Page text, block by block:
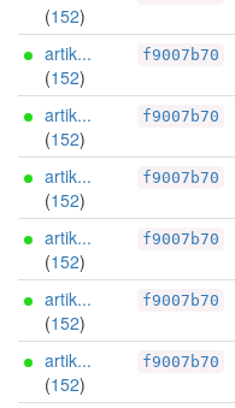
(152)
artik...
(152)
f9007b70
artik...
(152)
f9007b70
artik...
(152)
f9007b70
artik...
(152)
f9007b70
artik...
(152)
f9007b70
artik...
(152)
f9007b70